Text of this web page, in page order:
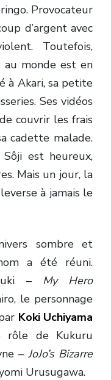
Provocateur
d’argent avec
Toutefois,
au monde est en
à Akari, sa petite
Ses vidéos
couvrir les frais
cadette malade.
est heureux,
Mais un jour, la
à jamais le
sombre et
a été réuni.
– My Hero
le personnage
Koki Uchiyama
rôle de Kukuru
– JoJo’s Bizarre
Urusugawa.